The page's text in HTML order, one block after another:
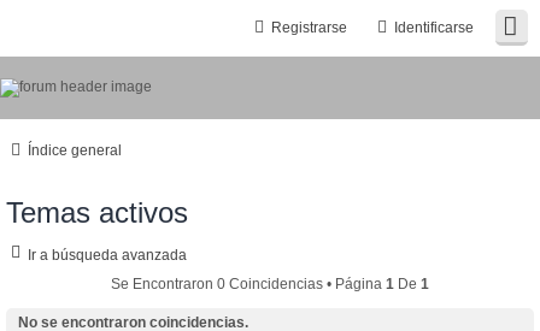
Identificarse
Registrarse
Índice general
Temas activos
Ir a búsqueda avanzada
Se Encontraron 0 Coincidencias • Página 1 De 1
No se encontraron coincidencias.